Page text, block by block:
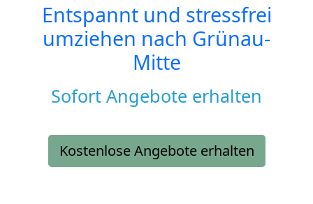
Entspannt und stressfrei
umziehen nach Grünau-
Mitte
Sofort Angebote erhalten
Kostenlose Angebote erhalten